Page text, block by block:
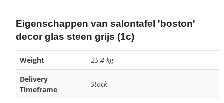
Eigenschappen van salontafel 'boston'
decor glas steen grijs (1c)
Weight
25,4 kg
Delivery
Timeframe
Stock